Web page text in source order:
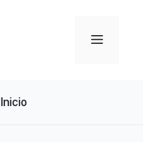
Menu
Inicio